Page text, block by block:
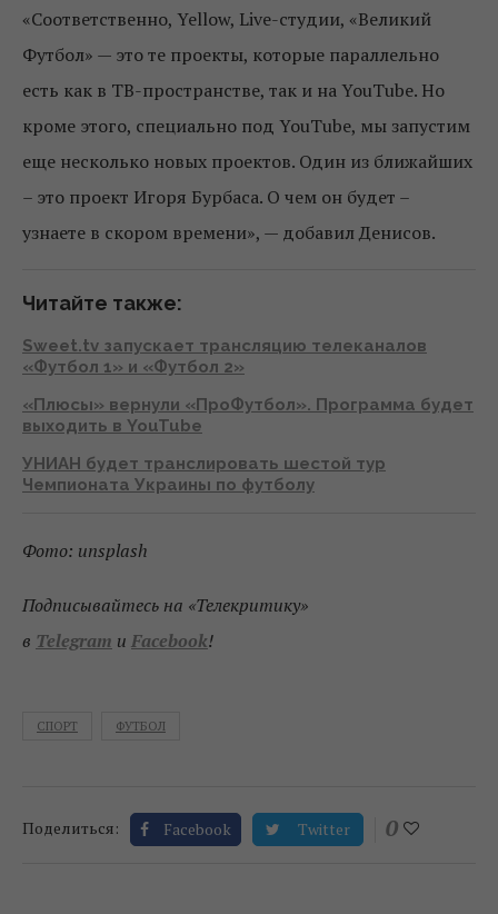
«Соответственно, Yellow, Live-студии, «Великий
Футбол» — это те проекты, которые параллельно
есть как в ТВ-пространстве, так и на YouTube. Но
кроме этого, специально под YouTube, мы запустим
еще несколько новых проектов. Один из ближайших
– это проект Игоря Бурбаса. О чем он будет –
узнаете в скором времени», — добавил Денисов.
Читайте также:
Sweet.tv запускает трансляцию телеканалов
«Футбол 1» и «Футбол 2»
«Плюсы» вернули «ПроФутбол». Программа будет
выходить в YouTube
УНИАН будет транслировать шестой тур
Чемпионата Украины по футболу
Фото: unsplash
Подписывайтесь на «Телекритику»
в Telegram и Facebook!
СПОРТ ФУТБОЛ
Поделиться: Facebook Twitter 0